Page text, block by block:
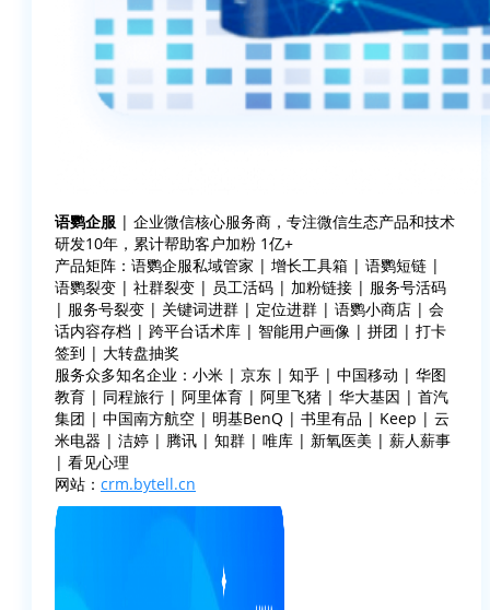
语鹦企服 | 企业微信核心服务商，专注微信生态产品和技术
研发10年，累计帮助客户加粉 1亿+
产品矩阵：语鹦企服私域管家 | 增长工具箱 | 语鹦短链 |
语鹦裂变 | 社群裂变 | 员工活码 | 加粉链接 | 服务号活码
| 服务号裂变 | 关键词进群 | 定位进群 | 语鹦小商店 | 会
话内容存档 | 跨平台话术库 | 智能用户画像 | 拼团 | 打卡
签到 | 大转盘抽奖
服务众多知名企业：小米 | 京东 | 知乎 | 中国移动 | 华图
教育 | 同程旅行 | 阿里体育 | 阿里飞猪 | 华大基因 | 首汽
集团 | 中国南方航空 | 明基BenQ | 书里有品 | Keep | 云
米电器 | 洁婷 | 腾讯 | 知群 | 唯库 | 新氧医美 | 薪人薪事
| 看见心理
网站： crm.bytell.cn